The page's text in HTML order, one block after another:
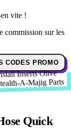
vite !
commission sur les
CODES PROMO
Quick